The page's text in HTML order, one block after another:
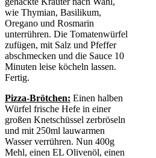
wie Thymian, Basilikum,
Oregano und Rosmarin
unterrühren. Die Tomatenwürfel
zufügen, mit Salz und Pfeffer
abschmecken und die Sauce 10
Minuten leise köcheln lassen.
Fertig.
Pizza-Brötchen: Einen halben
Würfel frische Hefe in einer
großen Knetschüssel zerbröseln
und mit 250ml lauwarmen
Wasser verrühren. Nun 400g
Mehl, einen EL Olivenöl, einen